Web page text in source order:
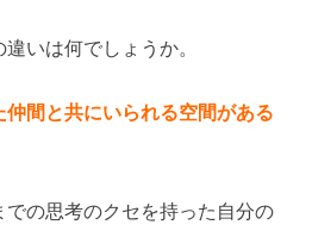
いは何でしょうか。
仲間と共にいられる空間がある
の思考のクセを持った自分の